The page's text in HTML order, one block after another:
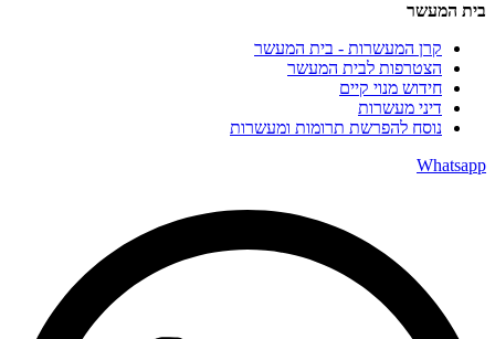
בית המעשר
קרן המעשרות - בית המעשר
הצטרפות לבית המעשר
חידוש מנוי קיים
דיני מעשרות
נוסח להפרשת תרומות ומעשרות
Whatsapp